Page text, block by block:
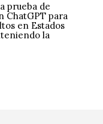
prueba de
ChatGPT para
en Estados
la